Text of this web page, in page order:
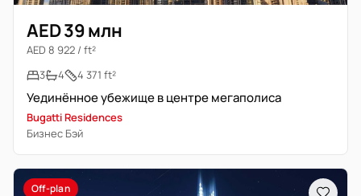
AED 39 млн
AED 8 922 / ft²
3
4 4 371 ft²
Уединённое убежище в центре мегаполиса
Bugatti Residences
Бизнес Бэй
Off-plan